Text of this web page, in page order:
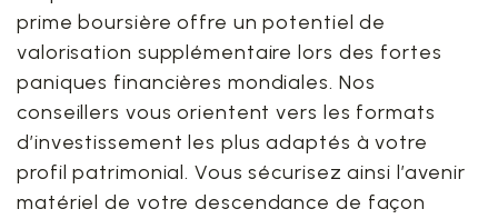
prime boursière offre un potentiel de
valorisation supplémentaire lors des fortes
paniques financières mondiales. Nos
conseillers vous orientent vers les formats
d’investissement les plus adaptés à votre
profil patrimonial. Vous sécurisez ainsi l’avenir
matériel de votre descendance de façon